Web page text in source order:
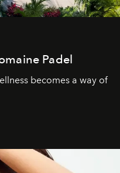
Padel
becomes a way of